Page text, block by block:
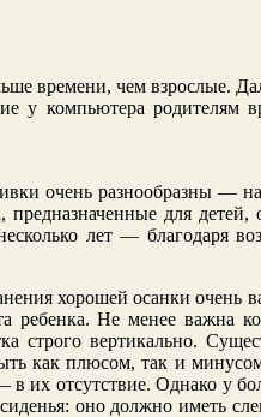
времени, чем взрослые.
компьютера родителям
очень разнообразны —
для детей,
лет — благодаря
хорошей осанки очень
ребенка. Не менее важна
строго вертикально.
как плюсом, так и
их отсутствие. Однако у
оно должно иметь